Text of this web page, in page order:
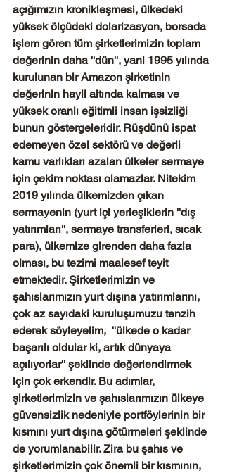
açığımızın kronikleşmesi, ülkedeki
yüksek ölçüdeki dolarizasyon, borsada
işlem gören tüm şirketlerimizin toplam
değerinin daha ''dün'', yani 1995 yılında
kurulunan bir Amazon şirketinin
değerinin hayli altında kalması ve
yüksek oranlı eğitimli insan işsizliği
bunun göstergeleridir. Rüşdünü ispat
edemeyen özel sektörü ve değerli
kamu varlıkları azalan ülkeler sermaye
için çekim noktası olamazlar. Nitekim
2019 yılında ülkemizden çıkan
sermayenin (yurt içi yerleşiklerin ''dış
yatırımları'', sermaye transferleri, sıcak
para), ülkemize girenden daha fazla
olması, bu tezimi maalesef teyit
etmektedir. Şirketlerimizin ve
şahıslarımızın yurt dışına yatırımlarını,
çok az sayıdaki kuruluşumuzu tenzih
ederek söyleyelim,  ''ülkede o kadar
başarılı oldular ki, artık dünyaya
açılıyorlar'' şeklinde değerlendirmek
için çok erkendir. Bu adımlar,
şirketlerimizin ve şahıslarımızın ülkeye
güvensizlik nedeniyle portföylerinin bir
kısmını yurt dışına götürmeleri şeklinde
de yorumlanabilir. Zira bu şahıs ve
şirketlerimizin çok önemli bir kısmının,